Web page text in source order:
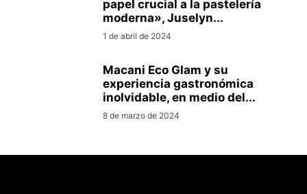
papel crucial a la pastelería
moderna», Juselyn...
1 de abril de 2024
Macani Eco Glam y su
experiencia gastronómica
inolvidable, en medio del...
8 de marzo de 2024